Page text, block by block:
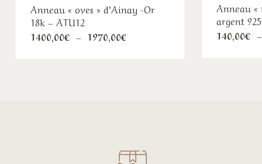
Anneau « oves » d’Ainay -Or
18k – ATU12
1400,00€ – 1970,00€Plage
de
Anneau «
argent
140,00€